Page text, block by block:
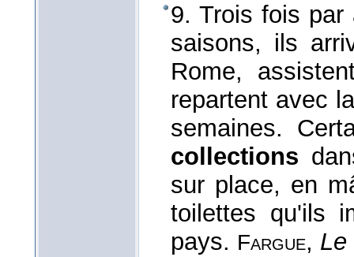
9. Trois fois
saisons, ils
Rome,
repartent avec
semaines.
collections
sur place, en
toilettes qu'ils
pays. Fargue, Le